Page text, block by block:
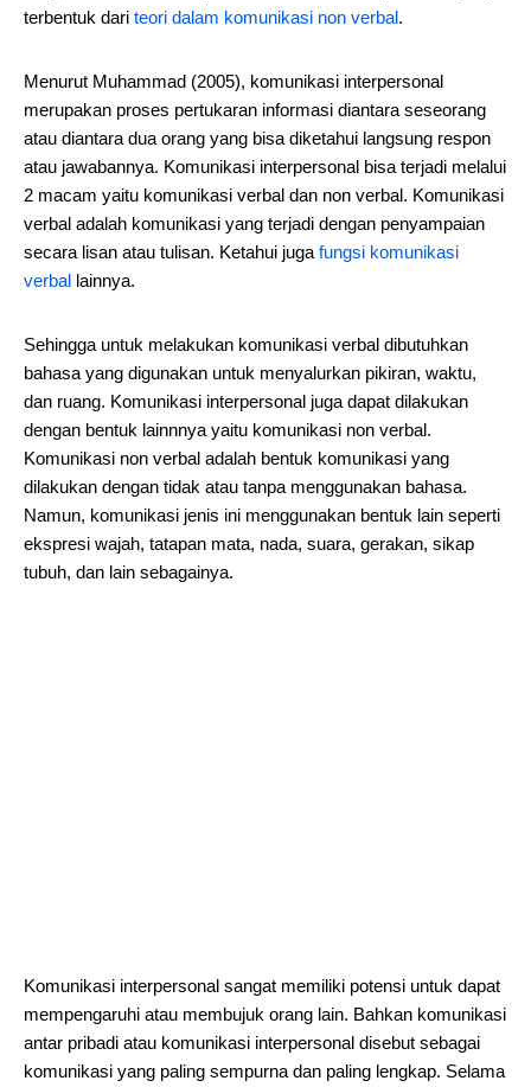
terbentuk dari teori dalam komunikasi non verbal.
Menurut Muhammad (2005), komunikasi interpersonal
merupakan proses pertukaran informasi diantara seseorang
atau diantara dua orang yang bisa diketahui langsung respon
atau jawabannya. Komunikasi interpersonal bisa terjadi melalui
2 macam yaitu komunikasi verbal dan non verbal. Komunikasi
verbal adalah komunikasi yang terjadi dengan penyampaian
secara lisan atau tulisan. Ketahui juga fungsi komunikasi
verbal lainnya.
Sehingga untuk melakukan komunikasi verbal dibutuhkan
bahasa yang digunakan untuk menyalurkan pikiran, waktu,
dan ruang. Komunikasi interpersonal juga dapat dilakukan
dengan bentuk lainnnya yaitu komunikasi non verbal.
Komunikasi non verbal adalah bentuk komunikasi yang
dilakukan dengan tidak atau tanpa menggunakan bahasa.
Namun, komunikasi jenis ini menggunakan bentuk lain seperti
ekspresi wajah, tatapan mata, nada, suara, gerakan, sikap
tubuh, dan lain sebagainya.
Komunikasi interpersonal sangat memiliki potensi untuk dapat
mempengaruhi atau membujuk orang lain. Bahkan komunikasi
antar pribadi atau komunikasi interpersonal disebut sebagai
komunikasi yang paling sempurna dan paling lengkap. Selama